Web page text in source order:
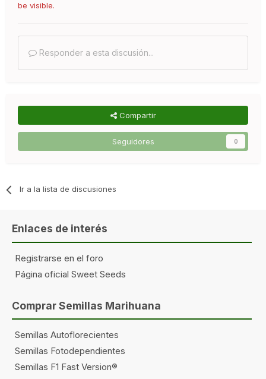
be visible.
Responder a esta discusión...
Compartir
Seguidores 0
Ir a la lista de discusiones
Enlaces de interés
Registrarse en el foro
Página oficial Sweet Seeds
Comprar Semillas Marihuana
Semillas Autoflorecientes
Semillas Fotodependientes
Semillas F1 Fast Version®